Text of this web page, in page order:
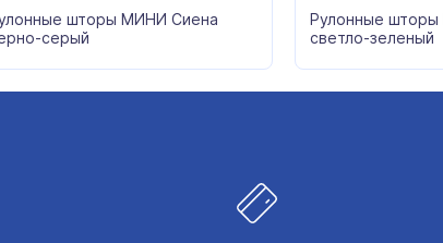
шторы МИНИ Сиена
серый
Рулонные
светло-зеленый